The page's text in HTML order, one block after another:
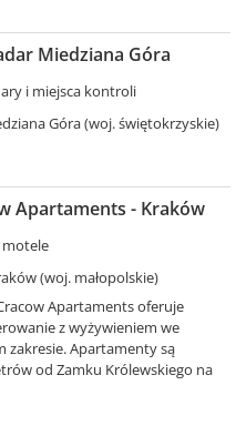
Miedziana Góra
i miejsca kontroli
Góra (woj. świętokrzyskie)
Apartaments - Kraków
(woj. małopolskie)
Apartaments oferuje
z wyżywieniem we
zakresie. Apartamenty są
od Zamku Królewskiego na